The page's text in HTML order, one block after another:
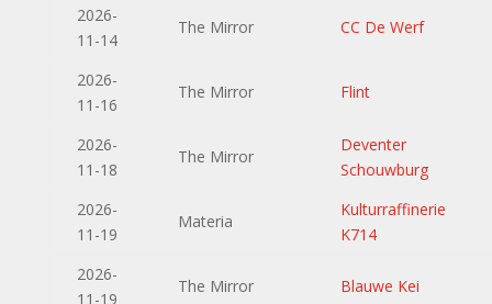
2026-
11-14
The Mirror CC De Werf
2026-
11-16
The Mirror Flint
2026-
11-18
The Mirror
Deventer
Schouwburg
2026-
11-19
Materia
Kulturraffinerie
K714
2026-
11-19
The Mirror Blauwe Kei